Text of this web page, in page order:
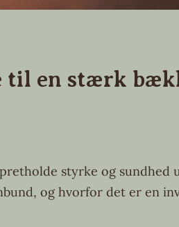
til en stærk
styrke og
og hvorfor det er en